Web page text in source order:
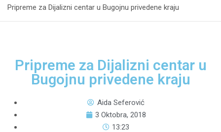
Pripreme za Dijalizni centar u Bugojnu privedene kraju
Pripreme za Dijalizni centar u
Bugojnu privedene kraju
Aida Seferović
3 Oktobra, 2018
13:23